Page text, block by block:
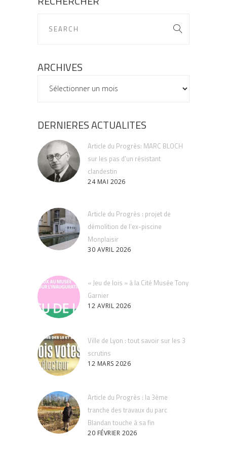
ARCHIVES
ARCHIVES
DERNIERES ACTUALITES
Article du Progrès: MARC BLOCH
sur les pas d’un résistant
clandestin
24 MAI 2026
Article du Progrès : projet de
démolition de l’ex-piscine
Monplaisir
30 AVRIL 2026
« Jeu de lois » à la Cité Musée Tony
Garnier
12 AVRIL 2026
Ville de Lyon : tout savoir sur les 3
scrutins
12 MARS 2026
Article du Progrès : la 3ème
tranche des travaux du parc
Blandan touche à sa fin
20 FÉVRIER 2026